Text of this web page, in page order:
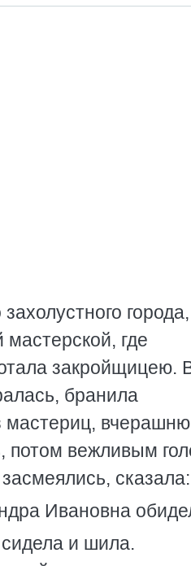
где
закройщицею.
бранила
мастериц,
потом вежливым
сказала:
Ивановна
и шила.